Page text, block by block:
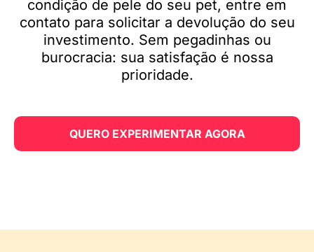
condição de pele do seu pet, entre em
contato para solicitar a devolução do seu
investimento. Sem pegadinhas ou
burocracia: sua satisfação é nossa
prioridade.
QUERO EXPERIMENTAR AGORA